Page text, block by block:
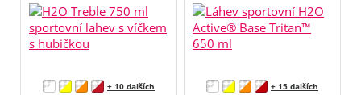
+ 10 dalších + 15 dalších